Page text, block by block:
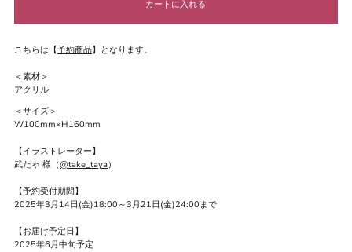
こちらは【予約商品】となります。
＜素材＞
アクリル
＜サイズ＞
W100mm×H160mm
【イラストレーター】
武たゃ 様（@take_taya）
【予約受付期間】
2025年3月14日(金)18:00～3月21日(金)24:00まで
【お届け予定日】
2025年6月中旬予定